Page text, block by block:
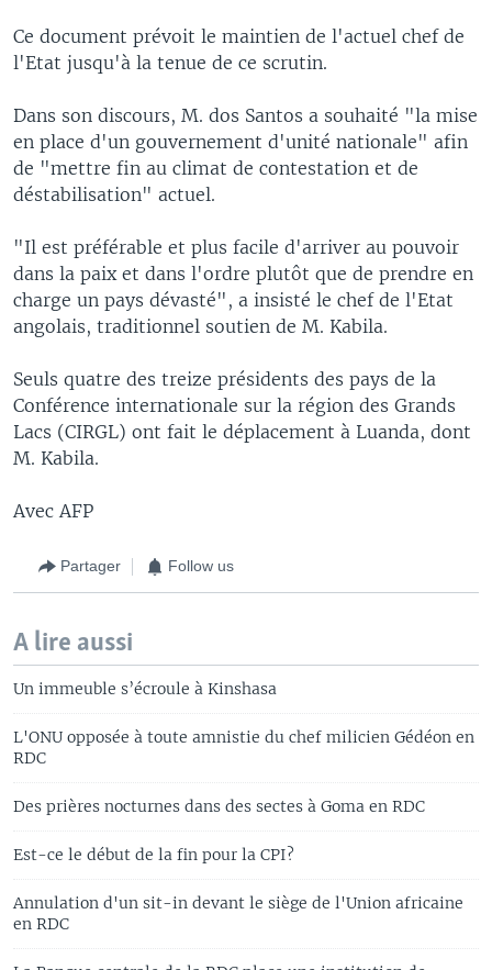
Ce document prévoit le maintien de l'actuel chef de
l'Etat jusqu'à la tenue de ce scrutin.
Dans son discours, M. dos Santos a souhaité "la mise
en place d'un gouvernement d'unité nationale" afin
de "mettre fin au climat de contestation et de
déstabilisation" actuel.
"Il est préférable et plus facile d'arriver au pouvoir
dans la paix et dans l'ordre plutôt que de prendre en
charge un pays dévasté", a insisté le chef de l'Etat
angolais, traditionnel soutien de M. Kabila.
Seuls quatre des treize présidents des pays de la
Conférence internationale sur la région des Grands
Lacs (CIRGL) ont fait le déplacement à Luanda, dont
M. Kabila.
Avec AFP
Partager Follow us
A lire aussi
Un immeuble s’écroule à Kinshasa
L'ONU opposée à toute amnistie du chef milicien Gédéon en
RDC
Des prières nocturnes dans des sectes à Goma en RDC
Est-ce le début de la fin pour la CPI?
Annulation d'un sit-in devant le siège de l'Union africaine
en RDC